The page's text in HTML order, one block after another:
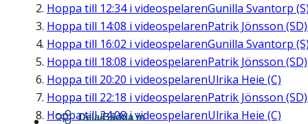
Hoppa till 12:34i videospelarenGunilla Svantorp
Hoppa till 14:08 i videospelarenPatrik Jönsson (SD)
Hoppa till 16:02 i videospelarenGunilla Svantorp
Hoppa till 18:08 i videospelarenPatrik Jönsson (SD)
Hoppa till 20:20 i videospelarenUlrika Heie (C)
Hoppa till 22:18 i videospelarenPatrik Jönsson (SD)
Hoppa till24:08i videospelarenUlrika Heie (C)
Dela/Bädda in